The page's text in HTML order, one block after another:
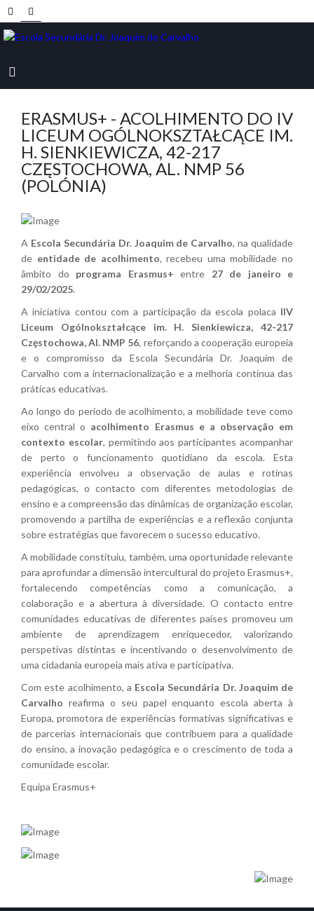
ERASMUS+ - ACOLHIMENTO DO IV
LICEUM OGÓLNOKSZTAŁCĄCE IM.
H. SIENKIEWICZA, 42-217
CZĘSTOCHOWA, AL. NMP 56
(POLÓNIA)
A Escola Secundária Dr. Joaquim de Carvalho, na qualidade
de entidade de acolhimento, recebeu uma mobilidade no
âmbito do programa Erasmus+ entre 27 de janeiro e
29/02/2025.
A iniciativa contou com a participação da escola polaca IIV
Liceum Ogólnokształcące im. H. Sienkiewicza, 42-217
Częstochowa, Al. NMP 56, reforçando a cooperação europeia
e o compromisso da Escola Secundária Dr. Joaquim de
Carvalho com a internacionalização e a melhoria contínua das
práticas educativas.
Ao longo do período de acolhimento, a mobilidade teve como
eixo central o acolhimento Erasmus e a observação em
contexto escolar, permitindo aos participantes acompanhar
de perto o funcionamento quotidiano da escola. Esta
experiência envolveu a observação de aulas e rotinas
pedagógicas, o contacto com diferentes metodologias de
ensino e a compreensão das dinâmicas de organização escolar,
promovendo a partilha de experiências e a reflexão conjunta
sobre estratégias que favorecem o sucesso educativo.
A mobilidade constituiu, também, uma oportunidade relevante
para aprofundar a dimensão intercultural do projeto Erasmus+,
fortalecendo competências como a comunicação, a
colaboração e a abertura à diversidade. O contacto entre
comunidades educativas de diferentes países promoveu um
ambiente de aprendizagem enriquecedor, valorizando
perspetivas distintas e incentivando o desenvolvimento de
uma cidadania europeia mais ativa e participativa.
Com este acolhimento, a Escola Secundária Dr. Joaquim de
Carvalho reafirma o seu papel enquanto escola aberta à
Europa, promotora de experiências formativas significativas e
de parcerias internacionais que contribuem para a qualidade
do ensino, a inovação pedagógica e o crescimento de toda a
comunidade escolar.
Equipa Erasmus+